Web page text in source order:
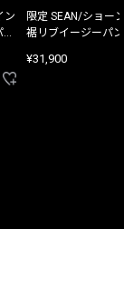
ン
限定 SEAN/ショー
裾リブイージーパ
¥31,900